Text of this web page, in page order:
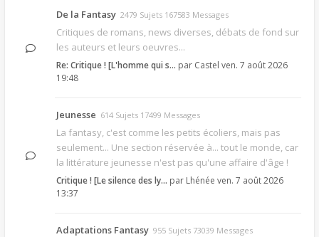
De la Fantasy 2479 Sujets 167583 Messages
Critiques de romans, news diverses, débats de fond sur
les auteurs et leurs oeuvres...
Re: Critique ! [L'homme qui s… par Castel ven. 7 août 2026
19:48
Jeunesse 614 Sujets 17499 Messages
La fantasy, c'est comme les petits écoliers, mais pas
seulement... Une section réservée à... tout le monde, car
la littérature jeunesse n'est pas qu'une affaire d'âge !
Critique ! [Le silence des ly… par Lhénée ven. 7 août 2026
13:37
Adaptations Fantasy 955 Sujets 73039 Messages